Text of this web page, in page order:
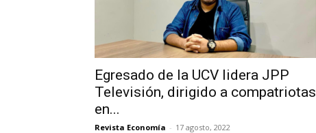
Egresado de la UCV lidera JPP
Televisión, dirigido a compatriotas
en...
Revista Economía - 17 agosto, 2022